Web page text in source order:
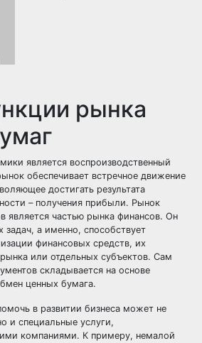
рынка
является воспроизводственный
обеспечивает встречное движение
достигать результата
– получения прибыли. Рынок
является частью рынка финансов. Он
задач, а именно, способствует
финансовых средств, их
или отдельных субъектов. Сам
складывается на основе
ценных бумага.
в развитии бизнеса может не
и специальные услуги,
компаниями. К примеру, немалой